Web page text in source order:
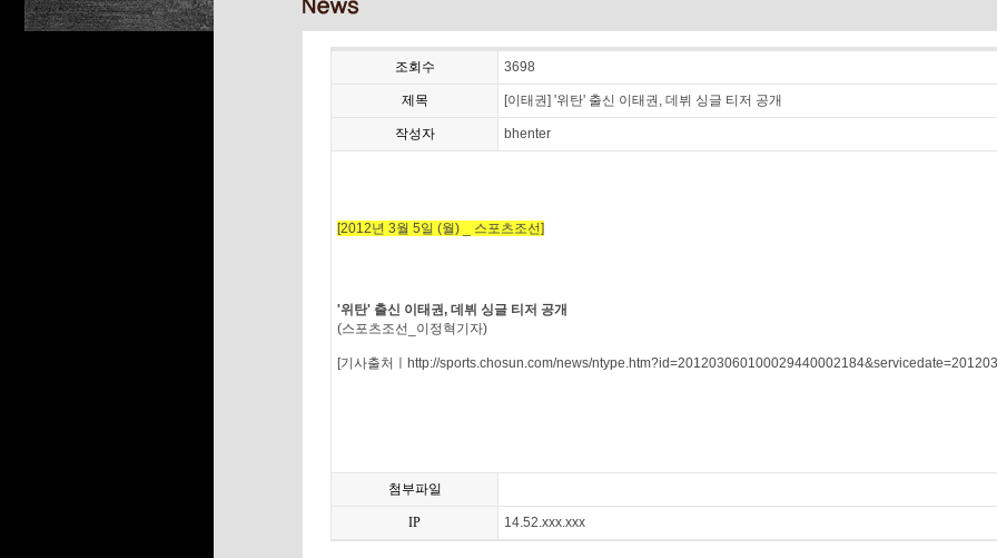
조회수 3698
제목 [이태권] '위탄' 출신 이태권, 데뷔 싱글 티저 공개
작성자 bhenter
[2012년 3월 5일 (월) _ 스포츠조선]
'위탄' 출신 이태권, 데뷔 싱글 티저 공개
(스포츠조선_이정혁기자)
[기사출처ㅣhttp://sports.chosun.com/news/
첨부파일
IP 14.52.xxx.xxx